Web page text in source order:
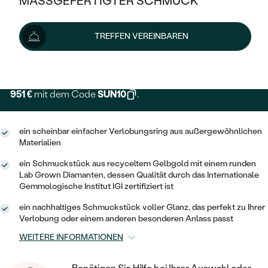
KLASSISCH
MEMOIRE
V-FORM
VINTAGE
AUSSERGEWÖHNLICHE
GEHÄMMERTE
VON HAND GRAVIERTE
MIT MEHREREN DIAMANTEN
HALO
IM SET
AUSSERGEWÖHNLICH
WÄHLE EINEN RING
AUSVERKAUF
WENN SCHMUCK HILFT
NACH TYP
OHRRINGE
RINGE
ANHÄNGER / KETTEN
ARMBÄNDER
SCHMUCKSET
PLATIN
CREOLEN
MINIMALISTISCHE
OHRHÄNGER
SOLITÄR
GOLD
SILBER
SOLITÄR
ZUR GEBURT EINES KINDES
PERSONALISIERT
AUSVERKAUF
GOLD
PLATIN
NACH STYL
MEMOIRE
MINIMALISTISCHE
TREFFEN VEREINBAREN
1 057 €
951 € mit dem CodeSUN10 .
ein scheinbar einfacher Verlobungsring aus außergewöhnlichen
Materialien
ein Schmuckstück aus recyceltem Gelbgold mit einem runden
Lab Grown Diamanten, dessen Qualität durch das Internationale
Gemmologische Institut IGI zertifiziert ist
ein nachhaltiges Schmuckstück voller Glanz, das perfekt zu Ihrer
Verlobung oder einem anderen besonderen Anlass passt
WEITERE INFORMATIONEN